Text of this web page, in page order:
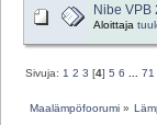
Nibe VPB
Aloittaja
Sivuja:1 2 3 [4]5 6 ...71
Maalämpöfoorumi»